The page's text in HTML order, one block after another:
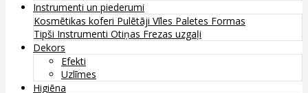
Instrumenti un piederumi
Kosmētikas koferi Pulētāji Vīles Paletes Formas
Tipši Instrumenti Otiņas Frezas uzgaļi
Dekors
Efekti
Uzlīmes
Higiēna